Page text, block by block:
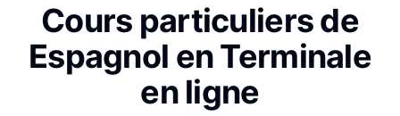
Cours particuliers de
Espagnol en Terminale
en ligne